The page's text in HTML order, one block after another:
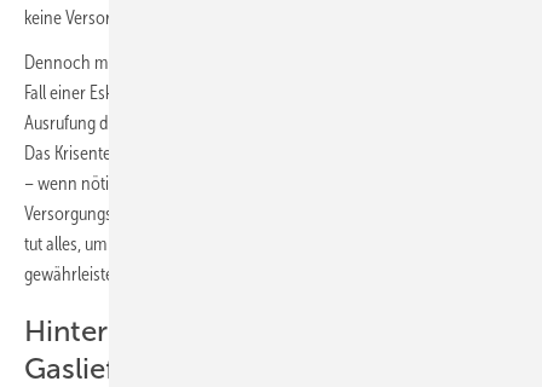
keine Versorgungsengpässe.
Dennoch müssen wir die Vorsorgemaßnahmen erhöhen, um für den
Fall einer Eskalation seitens Russlands gewappnet zu sein. Mit
Ausrufung der Frühwarnstufe ist ein Krisenteam zusammengetreten.
Das Krisenteam analysiert und bewertet die Versorgungslage, sodass
– wenn nötig – weitere Maßnahmen zur Erhöhung der
Versorgungssicherheit ergriffen werden können. Die Bundesregierung
tut alles, um die Versorgungssicherheit in Deutschland weiter zu
gewährleisten.“
Hintergrund: Bezahlung von
Gaslieferungen in Rubel